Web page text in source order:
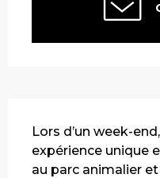
Lors d’un week-
expérience unique
au parc animalier